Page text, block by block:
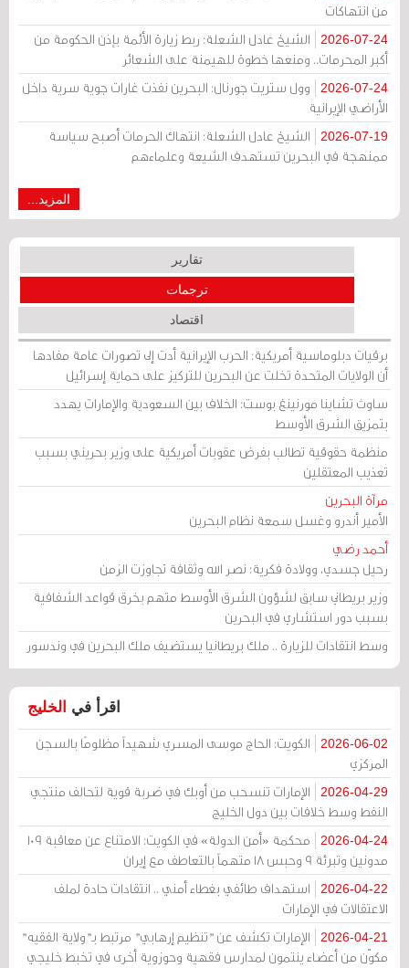
من انتهاكات
2026-07-24
الشيخ عادل الشعلة: ربط زيارة الأئمة بإذن الحكومة من
أكبر المحرمات.. ومنعها خطوة للهيمنة على الشعائر
2026-07-24
وول ستريت جورنال: البحرين نفذت غارات جوية سرية داخل
الأراضي الإيرانية
2026-07-19
الشيخ عادل الشعلة: انتهاك الحرمات أصبح سياسة
ممنهجة في البحرين تستهدف الشيعة وعلماءهم
المزيد...
تقارير
ترجمات
اقتصاد
برقيات دبلوماسية أمريكية: الحرب الإيرانية أدت إلى تصورات عامة مفادها
أن الولايات المتحدة تخلت عن البحرين للتركيز على حماية إسرائيل
ساوث تشاينا مورنينغ بوست: الخلاف بين السعودية والإمارات يهدد
بتمزيق الشرق الأوسط
منظمة حقوقية تطالب بفرض عقوبات أمريكية على وزير بحريني بسبب
تعذيب المعتقلين
مرآة البحرين
الأمير أندرو وغسل سمعة نظام البحرين
أحمد رضي
رحيل جسدي، وولادة فكرية: نصر الله وثقافة تجاوزت الزمن
وزير بريطاني سابق لشؤون الشرق الأوسط متهم بخرق قواعد الشفافية
بسبب دور استشاري في البحرين
وسط انتقادات للزيارة .. ملك بريطانيا يستضيف ملك البحرين في وندسور
اقرأ في الخليج
2026-06-02
الكويت: الحاج موسى المسري شهيداً مظلومًا بالسجن
المركزي
2026-04-29
الإمارات تنسحب من أوبك في ضربة قوية لتحالف منتجي
النفط وسط خلافات بين دول الخليج
2026-04-24
محكمة «أمن الدولة» في الكويت: الامتناع عن معاقبة 109
مدونين وتبرئة 9 وحبس 18 متهماً بالتعاطف مع إيران
2026-04-22
استهداف طائفي بغطاء أمني .. انتقادات حادة لملف
الاعتقالات في الإمارات
2026-04-21
الإمارات تكشف عن "تنظيم إرهابي" مرتبط بـ"ولاية الفقيه"
مكوّن من أعضاء ينتمون لمدارس فقهية وحوزوية أخرى في تخبط خليجي